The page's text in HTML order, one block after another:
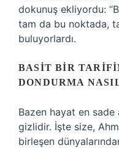
dokunuş ekliyordu:
tam da bu noktada,
buluyorlardı.
BASIT BIR
DONDURMA
Bazen hayat en
gizlidir. İşte size,
birleşen